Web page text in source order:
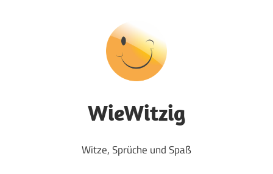
WieWitzig
Witze, Sprüche und Spaß